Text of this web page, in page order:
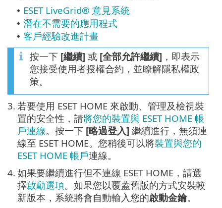
• ESET LiveGrid® 意見系統
• 潛在不需要的應用程式
• 客戶經驗改進計畫
按一下 [繼續] 或 [全部允許繼續] ，即表示
您接受使用者授權合約，並瞭解隱私權政
策。
3. 若要使用 ESET HOME 來啟動、管理及檢視裝
置的安全性，請將您的裝置與 ESET HOME 帳
戶連線。按一下 [略過登入] 繼續進行，無須連
線至 ESET HOME。您稍後可以將裝置與您的
ESET HOME 帳戶連線。
4. 如果要繼續進行但不連線 ESET HOME，請選
擇啟動選項。如果您以覆蓋舊版的方式安裝較
新版本，系統將會自動輸入您的啟動金鑰。